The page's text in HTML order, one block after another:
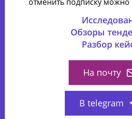
Обзоры
Разбор
На почту
В telegram